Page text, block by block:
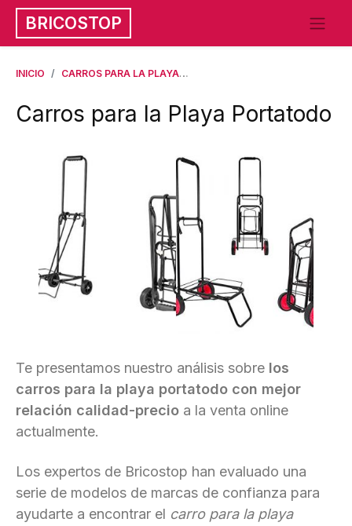
BRICOSTOP
INICIO CARROS PARA LA PLAYA
Carros para la Playa Portatodo
Te presentamos nuestro análisis sobre los
carros para la playa portatodo con mejor
relación calidad-precio a la venta online
actualmente.
Los expertos de Bricostop han evaluado una
serie de modelos de marcas de confianza para
ayudarte a encontrar el carro para la playa